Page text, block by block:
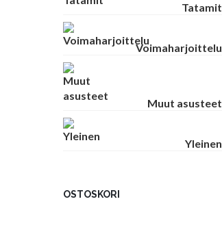
Tatamit
Voimaharjoittelu
Muut asusteet
Yleinen
OSTOSKORI